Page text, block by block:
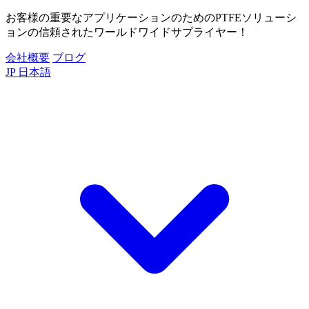
お客様の重要なアプリケーションのためのPTFEソリューシ
ョンの信頼されたワールドワイドサプライヤー！
会社概要 ブログ
JP 日本語